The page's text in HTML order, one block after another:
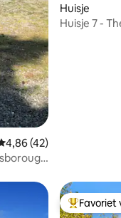
beoordeling
4,86 (42)
Huisje
Huisje 7 -
Favoriet